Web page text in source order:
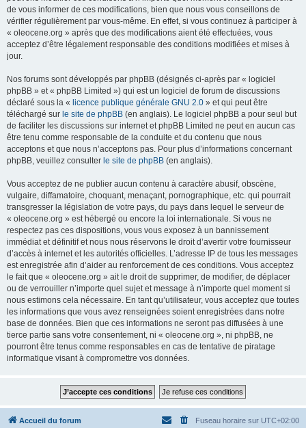
de vous informer de ces modifications, bien que nous vous conseillons de
vérifier régulièrement par vous-même. En effet, si vous continuez à participer à
« oleocene.org » après que des modifications aient été effectuées, vous
acceptez d’être légalement responsable des conditions modifiées et mises à
jour.
Nos forums sont développés par phpBB (désignés ci-après par « logiciel
phpBB » et « phpBB Limited ») qui est un logiciel de forum de discussions
déclaré sous la « licence publique générale GNU 2.0 » et qui peut être
téléchargé sur le site de phpBB (en anglais). Le logiciel phpBB a pour seul but
de faciliter les discussions sur internet et phpBB Limited ne peut en aucun cas
être tenu comme responsable de la conduite et du contenu que nous
acceptons et que nous n’acceptons pas. Pour plus d’informations concernant
phpBB, veuillez consulter le site de phpBB (en anglais).
Vous acceptez de ne publier aucun contenu à caractère abusif, obscène,
vulgaire, diffamatoire, choquant, menaçant, pornographique, etc. qui pourrait
transgresser la législation de votre pays, du pays dans lequel le serveur de
« oleocene.org » est hébergé ou encore la loi internationale. Si vous ne
respectez pas ces dispositions, vous vous exposez à un bannissement
immédiat et définitif et nous nous réservons le droit d’avertir votre fournisseur
d’accès à internet et les autorités officielles. L’adresse IP de tous les messages
est enregistrée afin d’aider au renforcement de ces conditions. Vous acceptez
le fait que « oleocene.org » ait le droit de supprimer, de modifier, de déplacer
ou de verrouiller n’importe quel sujet et message à n’importe quel moment si
nous estimons cela nécessaire. En tant qu’utilisateur, vous acceptez que toutes
les informations que vous avez renseignées soient enregistrées dans notre
base de données. Bien que ces informations ne seront pas diffusées à une
tierce partie sans votre consentement, ni « oleocene.org », ni phpBB, ne
pourront être tenus comme responsables en cas de tentative de piratage
informatique visant à compromettre vos données.
Accueil du forum Fuseau horaire sur UTC+02:00